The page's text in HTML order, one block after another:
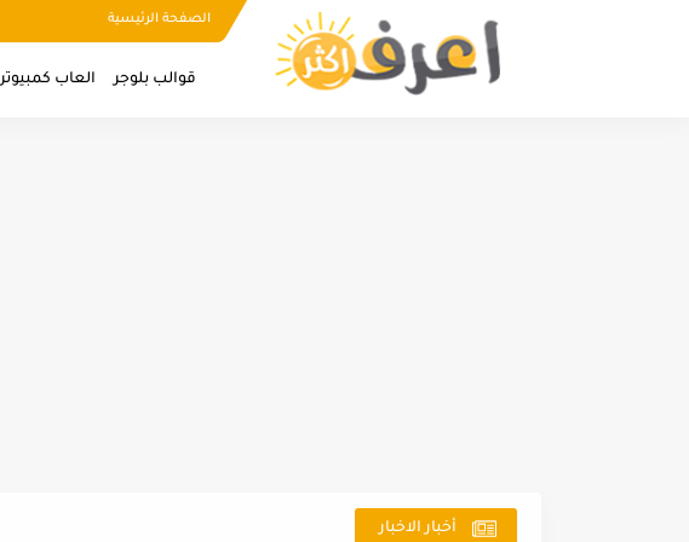
الصفحة الرئيسية
قوالب بلوجر العاب كمبيوتر
أخبار الاخبار